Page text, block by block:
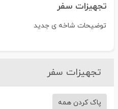
تجهیزات سفر
توضیحات شاخه ی جدید
تجهیزات سفر
پاک کردن همه